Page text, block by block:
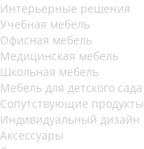
Интерьерные решения
Учебная мебель
Офисная мебель
Медицинская мебель
Школьная мебель
Мебель для детского сада
Сопутствующие продукты
Индивидуальный дизайн
Аксессуары